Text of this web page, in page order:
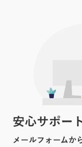
安心サポート
メールフォームか